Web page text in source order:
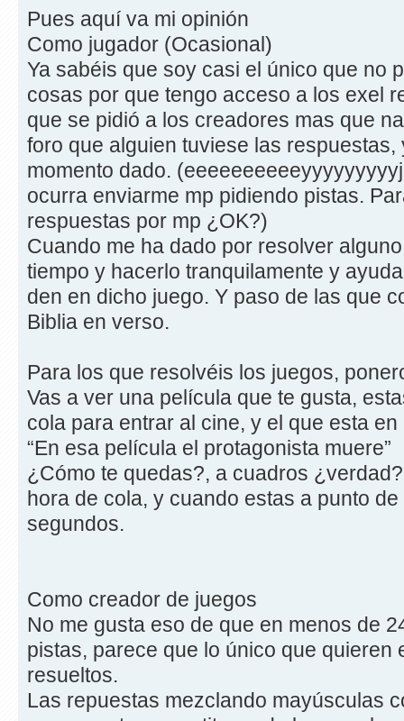
Pues aquí va mi opinión
Como jugador (Ocasional)
Ya sabéis que soy casi el único que no
cosas por que tengo acceso a los exel
que se pidió a los creadores mas que
foro que alguien tuviese las
momento dado.
ocurra enviarme mp pidiendo pistas.
respuestas por mp ¿OK?)
Cuando me ha dado por resolver
tiempo y hacerlo tranquilamente y
den en dicho juego. Y paso de las que
Biblia en verso.
Para los que resolvéis los juegos,
Vas a ver una película que te gusta,
cola para entrar al cine, y el que esta
“En esa película el protagonista muere”
¿Cómo te quedas?, a cuadros
hora de cola, y cuando estas a punto
segundos.
Como creador de juegos
No me gusta eso de que en menos de
pistas, parece que lo único que quieren
resueltos.
Las repuestas mezclando mayúsculas